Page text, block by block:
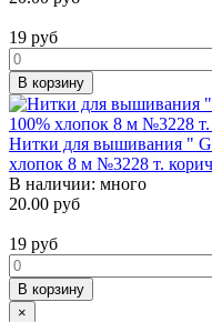
19 руб
В корзину
Нитки для вышивания "
хлопок 8 м №3228 т.
В наличии: много
20.00 руб
19 руб
В корзину
×